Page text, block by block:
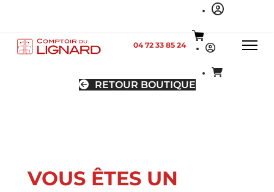
04 72 33 85 24
RETOUR BOUTIQUE
VOUS ÊTES UN